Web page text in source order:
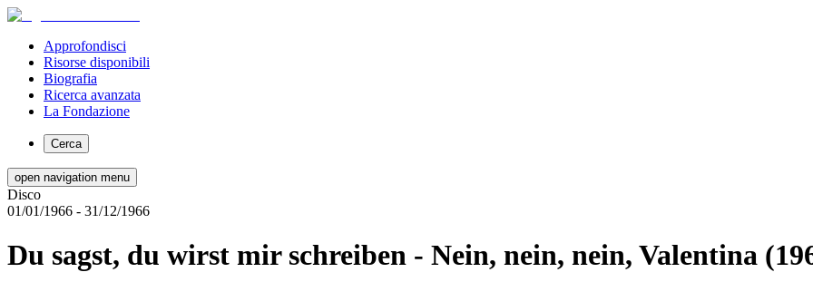
Approfondisci
Risorse disponibili
Biografia
Ricerca avanzata
La Fondazione
Cerca
open navigation menu
Disco
01/01/1966 - 31/12/1966
Du sagst, du wirst mir schreiben - Nein, nein, nein, Valentina